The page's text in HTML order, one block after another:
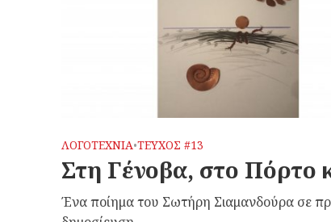
ΛΟΓΟΤΕΧΝΙΑ•ΤΕΥΧΟΣ #13
Στη Γένοβα, στο Πόρτο
Ένα ποίημα του Σωτήρη Σιαμανδούρα σε